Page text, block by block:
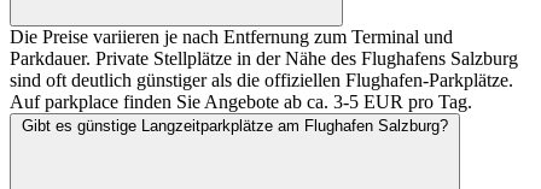
Die Preise variieren je nach Entfernung zum Terminal und
Parkdauer. Private Stellplätze in der Nähe des Flughafens Salzburg
sind oft deutlich günstiger als die offiziellen Flughafen-Parkplätze.
Auf parkplace finden Sie Angebote ab ca. 3-5 EUR pro Tag.
Gibt es günstige Langzeitparkplätze am Flughafen Salzburg?